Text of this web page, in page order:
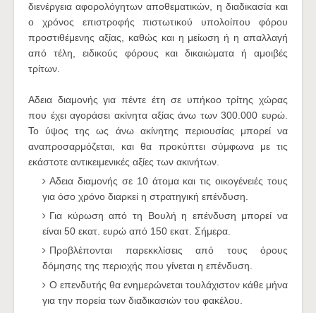
διενέργεια αφορολόγητων αποθεματικών, η διαδικασία και
ο χρόνος επιστροφής πιστωτικού υπολοίπου φόρου
προστιθέμενης αξίας, καθώς και η μείωση ή η απαλλαγή
από τέλη, ειδικούς φόρους και δικαιώματα ή αμοιβές
τρίτων.
Αδεια διαμονής για πέντε έτη σε υπήκοο τρίτης χώρας
που έχει αγοράσει ακίνητα αξίας άνω των 300.000 ευρώ.
Το ύψος της ως άνω ακίνητης περιουσίας μπορεί να
αναπροσαρμόζεται, και θα προκύπτει σύμφωνα με τις
εκάστοτε αντικειμενικές αξίες των ακινήτων.
Αδεια διαμονής σε 10 άτομα και τις οικογένειές τους
για όσο χρόνο διαρκεί η στρατηγική επένδυση.
Για κύρωση από τη Βουλή η επένδυση μπορεί να
είναι 50 εκατ. ευρώ από 150 εκατ. Σήμερα.
Προβλέπονται παρεκκλίσεις από τους όρους
δόμησης της περιοχής που γίνεται η επένδυση.
Ο επενδυτής θα ενημερώνεται τουλάχιστον κάθε μήνα
για την πορεία των διαδικασιών του φακέλου.